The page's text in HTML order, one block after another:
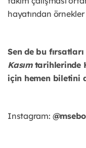
hayatından
Sen de bu
Kasım tarihlerinde
için hemen biletini
Instagram: